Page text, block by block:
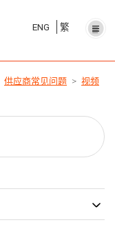
ENG 繁
供应商常见问题
视频